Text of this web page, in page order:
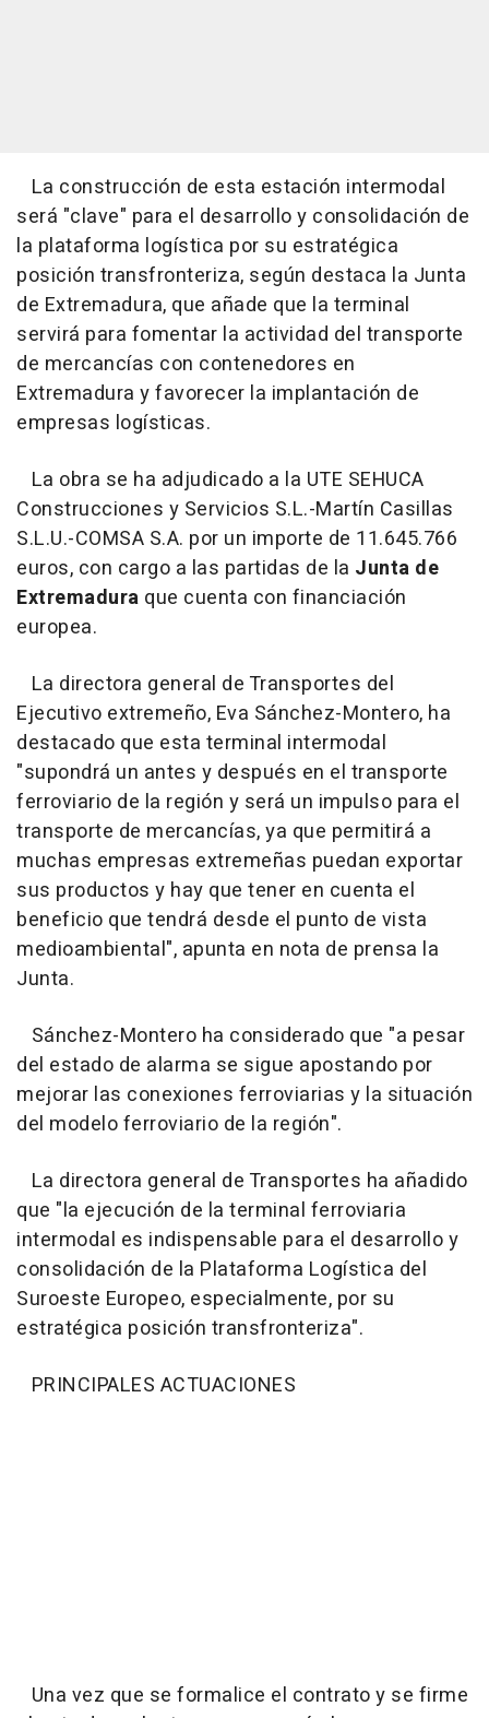
La construcción de esta estación intermodal
será "clave" para el desarrollo y consolidación de
la plataforma logística por su estratégica
posición transfronteriza, según destaca la Junta
de Extremadura, que añade que la terminal
servirá para fomentar la actividad del transporte
de mercancías con contenedores en
Extremadura y favorecer la implantación de
empresas logísticas.
La obra se ha adjudicado a la UTE SEHUCA
Construcciones y Servicios S.L.-Martín Casillas
S.L.U.-COMSA S.A. por un importe de 11.645.766
euros, con cargo a las partidas de la Junta de
Extremadura que cuenta con financiación
europea.
La directora general de Transportes del
Ejecutivo extremeño, Eva Sánchez-Montero, ha
destacado que esta terminal intermodal
"supondrá un antes y después en el transporte
ferroviario de la región y será un impulso para el
transporte de mercancías, ya que permitirá a
muchas empresas extremeñas puedan exportar
sus productos y hay que tener en cuenta el
beneficio que tendrá desde el punto de vista
medioambiental", apunta en nota de prensa la
Junta.
Sánchez-Montero ha considerado que "a pesar
del estado de alarma se sigue apostando por
mejorar las conexiones ferroviarias y la situación
del modelo ferroviario de la región".
La directora general de Transportes ha añadido
que "la ejecución de la terminal ferroviaria
intermodal es indispensable para el desarrollo y
consolidación de la Plataforma Logística del
Suroeste Europeo, especialmente, por su
estratégica posición transfronteriza".
PRINCIPALES ACTUACIONES
Una vez que se formalice el contrato y se firme